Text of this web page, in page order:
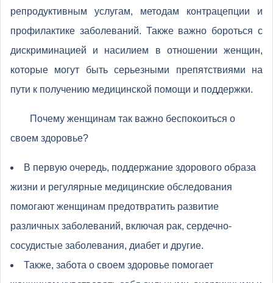
репродуктивным услугам, методам контрацепции и
профилактике заболеваний. Также важно бороться с
дискриминацией и насилием в отношении женщин,
которые могут быть серьезными препятствиями на
пути к получению медицинской помощи и поддержки.
Почему женщинам так важно беспокоиться о
своем здоровье?
В первую очередь, поддержание здорового образа
жизни и регулярные медицинские обследования
помогают женщинам предотвратить развитие
различных заболеваний, включая рак, сердечно-
сосудистые заболевания, диабет и другие.
Также, забота о своем здоровье помогает